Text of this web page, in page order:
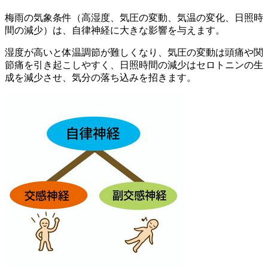
梅雨の気象条件（高湿度、気圧の変動、気温の変化、日照時
間の減少）は、自律神経に大きな影響を与えます。
湿度が高いと体温調節が難しくなり、気圧の変動は頭痛や関
節痛を引き起こしやすく、日照時間の減少はセロトニンの生
成を減少させ、気分の落ち込みを招きます。